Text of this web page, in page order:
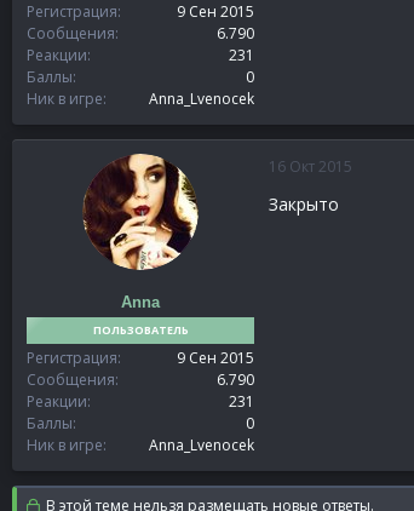
Регистрация
9 Сен 2015
Сообщения
6.790
Реакции
231
Баллы
0
Ник в игре
Anna_Lvenocek
Anna
ПОЛЬЗОВАТЕЛЬ
Регистрация
9 Сен 2015
Сообщения
6.790
Реакции
231
Баллы
0
Ник в игре
Anna_Lvenocek
16 Окт 2015
Закрыто
В этой теме нельзя размещать новые ответы.